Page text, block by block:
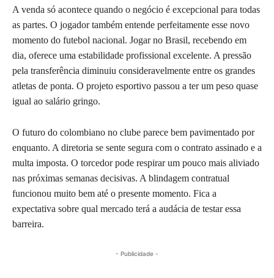
A venda só acontece quando o negócio é excepcional para todas
as partes. O jogador também entende perfeitamente esse novo
momento do futebol nacional. Jogar no Brasil, recebendo em
dia, oferece uma estabilidade profissional excelente. A pressão
pela transferência diminuiu consideravelmente entre os grandes
atletas de ponta. O projeto esportivo passou a ter um peso quase
igual ao salário gringo.
O futuro do colombiano no clube parece bem pavimentado por
enquanto. A diretoria se sente segura com o contrato assinado e a
multa imposta. O torcedor pode respirar um pouco mais aliviado
nas próximas semanas decisivas. A blindagem contratual
funcionou muito bem até o presente momento. Fica a
expectativa sobre qual mercado terá a audácia de testar essa
barreira.
- Publicidade -